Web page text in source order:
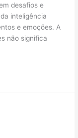
desafios e
inteligência
e emoções. A
não significa